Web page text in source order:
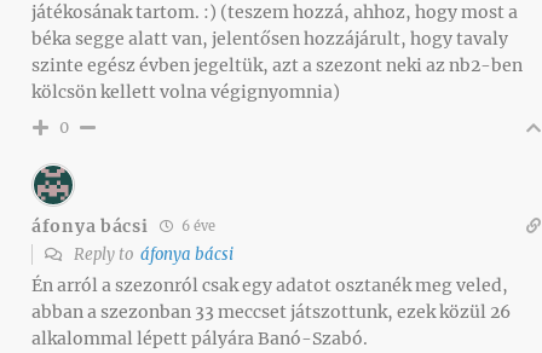
játékosának tartom. :) (teszem hozzá, ahhoz, hogy most a
béka segge alatt van, jelentősen hozzájárult, hogy tavaly
szinte egész évben jegeltük, azt a szezont neki az nb2-ben
kölcsön kellett volna végignyomnia)
0
áfonya bácsi 6 éve
Reply to áfonya bácsi
Én arról a szezonról csak egy adatot osztanék meg veled,
abban a szezonban 33 meccset játszottunk, ezek közül 26
alkalommal lépett pályára Banó-Szabó.